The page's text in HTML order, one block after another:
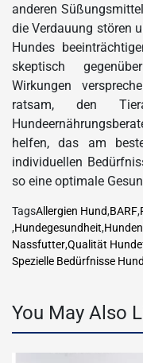
anderen
die Verdauung stören
Hundes
skeptisch
Wirkungen
ratsam, den
helfen, das am
individuellen
so eine optimale
TagsAllergien Hund,BARF,
,Hundegesundheit,
Nassfutter,Qualität
Spezielle Bedürfnisse Hund
You May Also